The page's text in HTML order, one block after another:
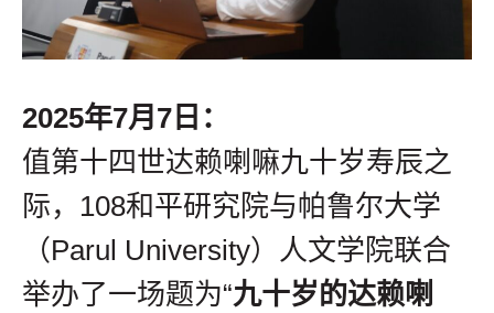
2025年7月7日：
值第十四世达赖喇嘛九十岁寿辰之
际，108和平研究院与帕鲁尔大学
（Parul University）人文学院联合
举办了一场题为“九十岁的达赖喇